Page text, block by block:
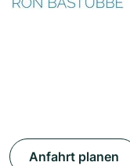
Anfahrt planen